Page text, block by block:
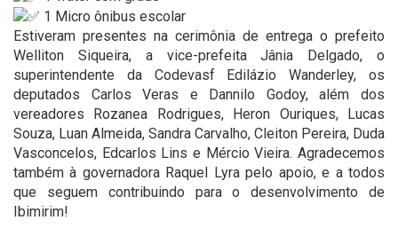
1 Micro ônibus escolar
Estiveram presentes na cerimônia de entrega o prefeito
Welliton Siqueira, a vice-prefeita Jânia Delgado, o
superintendente da Codevasf Edilázio Wanderley, os
deputados Carlos Veras e Dannilo Godoy, além dos
vereadores Rozanea Rodrigues, Heron Ouriques, Lucas
Souza, Luan Almeida, Sandra Carvalho, Cleiton Pereira, Duda
Vasconcelos, Edcarlos Lins e Mércio Vieira. Agradecemos
também à governadora Raquel Lyra pelo apoio, e a todos
que seguem contribuindo para o desenvolvimento de
Ibimirim!